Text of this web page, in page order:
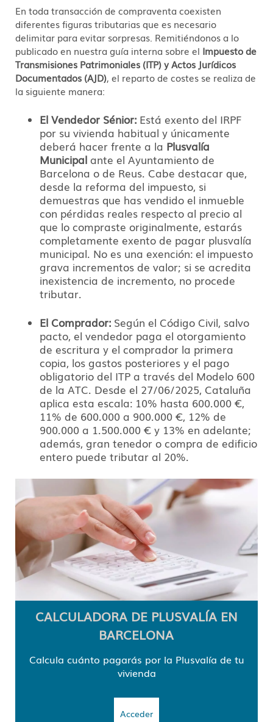
En toda transacción de compraventa coexisten
diferentes figuras tributarias que es necesario
delimitar para evitar sorpresas. Remitiéndonos a lo
publicado en nuestra guía interna sobre el Impuesto de
Transmisiones Patrimoniales (ITP) y Actos Jurídicos
Documentados (AJD), el reparto de costes se realiza de
la siguiente manera:
El Vendedor Sénior: Está exento del IRPF
por su vivienda habitual y únicamente
deberá hacer frente a la Plusvalía
Municipal ante el Ayuntamiento de
Barcelona o de Reus. Cabe destacar que,
desde la reforma del impuesto, si
demuestras que has vendido el inmueble
con pérdidas reales respecto al precio al
que lo compraste originalmente, estarás
completamente exento de pagar plusvalía
municipal. No es una exención: el impuesto
grava incrementos de valor; si se acredita
inexistencia de incremento, no procede
tributar.
El Comprador: Según el Código Civil, salvo
pacto, el vendedor paga el otorgamiento
de escritura y el comprador la primera
copia, los gastos posteriores y el pago
obligatorio del ITP a través del Modelo 600
de la ATC. Desde el 27/06/2025, Cataluña
aplica esta escala: 10% hasta 600.000 €,
11% de 600.000 a 900.000 €, 12% de
900.000 a 1.500.000 € y 13% en adelante;
además, gran tenedor o compra de edificio
entero puede tributar al 20%.
CALCULADORA DE PLUSVALÍA EN
BARCELONA
Calcula cuánto pagarás por la Plusvalía de tu
vivienda
Acceder